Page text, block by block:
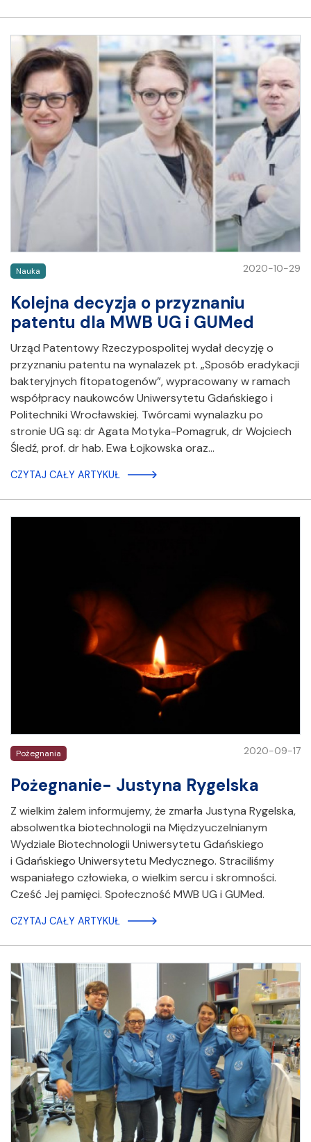
Nauka 2020-10-29
Kolejna decyzja o przyznaniu
patentu dla MWB UG i GUMed
Urząd Patentowy Rzeczypospolitej wydał decyzję o
przyznaniu patentu na wynalazek pt. „Sposób eradykacji
bakteryjnych fitopatogenów”, wypracowany w ramach
współpracy naukowców Uniwersytetu Gdańskiego i
Politechniki Wrocławskiej. Twórcami wynalazku po
stronie UG są: dr Agata Motyka-Pomagruk, dr Wojciech
Śledź, prof. dr hab. Ewa Łojkowska oraz…
CZYTAJ CAŁY ARTYKUŁ
Pożegnania 2020-09-17
Pożegnanie- Justyna Rygelska
Z wielkim żalem informujemy, że zmarła Justyna Rygelska,
absolwentka biotechnologii na Międzyuczelnianym
Wydziale Biotechnologii Uniwersytetu Gdańskiego
i Gdańskiego Uniwersytetu Medycznego. Straciliśmy
wspaniałego człowieka, o wielkim sercu i skromności.
Cześć Jej pamięci. Społeczność MWB UG i GUMed.
CZYTAJ CAŁY ARTYKUŁ